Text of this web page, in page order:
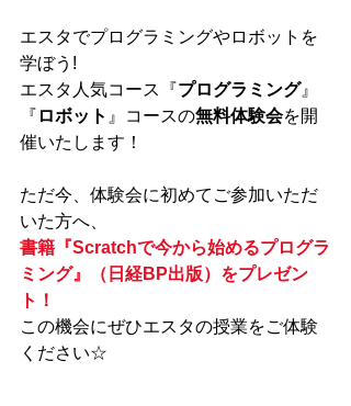
エスタでプログラミングやロボットを
学ぼう!
エスタ人気コース『プログラミング』
『 ロボット 』コースの無料体験会を開
催いたします！
ただ今、体験会に初めてご参加いただ
いた方へ、
書籍『Scratchで今から始めるプログラ
ミング』（日経BP出版）をプレゼン
ト！
この機会にぜひエスタの授業をご体験
ください☆